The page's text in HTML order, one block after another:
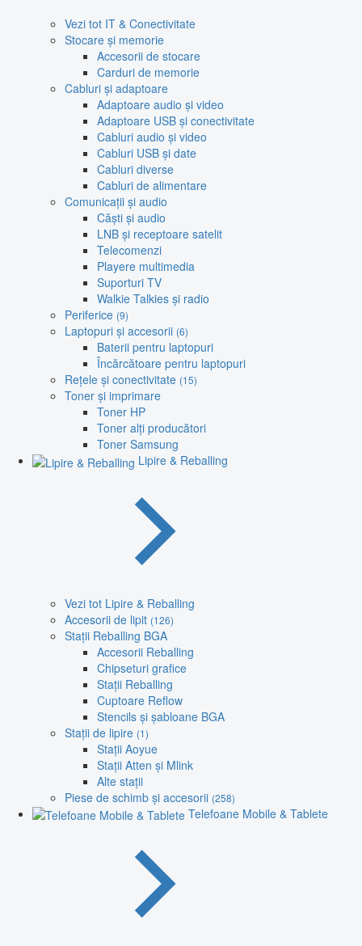
Vezi tot IT & Conectivitate
Stocare și memorie
Accesorii de stocare
Carduri de memorie
Cabluri și adaptoare
Adaptoare audio și video
Adaptoare USB și conectivitate
Cabluri audio și video
Cabluri USB și date
Cabluri diverse
Cabluri de alimentare
Comunicații și audio
Căști și audio
LNB și receptoare satelit
Telecomenzi
Playere multimedia
Suporturi TV
Walkie Talkies și radio
Periferice (9)
Laptopuri și accesorii (6)
Baterii pentru laptopuri
Încărcătoare pentru laptopuri
Rețele și conectivitate (15)
Toner și imprimare
Toner HP
Toner alți producători
Toner Samsung
Lipire & Reballing
Vezi tot Lipire & Reballing
Accesorii de lipit (126)
Stații Reballing BGA
Accesorii Reballing
Chipseturi grafice
Stații Reballing
Cuptoare Reflow
Stencils și șabloane BGA
Stații de lipire (1)
Stații Aoyue
Stații Atten și Mlink
Alte stații
Piese de schimb și accesorii (258)
Telefoane Mobile & Tablete